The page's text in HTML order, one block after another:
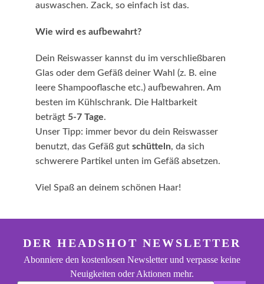
auswaschen. Zack, so einfach ist das.
Wie wird es aufbewahrt?
Dein Reiswasser kannst du im verschließbaren
Glas oder dem Gefäß deiner Wahl (z. B. eine
leere Shampooflasche etc.) aufbewahren. Am
besten im Kühlschrank. Die Haltbarkeit
beträgt 5-7 Tage.
Unser Tipp: immer bevor du dein Reiswasser
benutzt, das Gefäß gut schütteln, da sich
schwerere Partikel unten im Gefäß absetzen.
Viel Spaß an deinem schönen Haar!
DER HEADSHOT NEWSLETTER
Abonniere den kostenlosen Newsletter und verpasse keine
Neuigkeiten oder Aktionen mehr.
Deine E-Mail Adresse eingeben